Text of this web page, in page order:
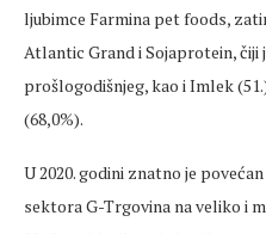
ljubimce Farmina pet foods,
Atlantic Grand i Sojaprotein, čiji
prošlogodišnjeg, kao i Imlek
(68,0%).
U 2020. godini znatno je
sektora G-Trgovina na veliko i